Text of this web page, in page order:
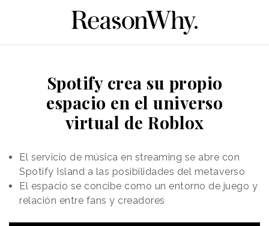
Spotify crea su propio
espacio en el universo
virtual de Roblox
El servicio de música en streaming se abre con
Spotify Island a las posibilidades del metaverso
El espacio se concibe como un entorno de juego y
relación entre fans y creadores